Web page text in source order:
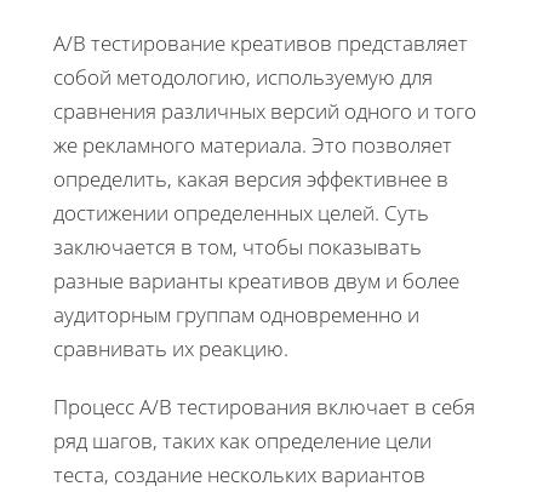
A/B тестирование креативов представляет
собой методологию, используемую для
сравнения различных версий одного и того
же рекламного материала. Это позволяет
определить, какая версия эффективнее в
достижении определенных целей. Суть
заключается в том, чтобы показывать
разные варианты креативов двум и более
аудиторным группам одновременно и
сравнивать их реакцию.
Процесс A/B тестирования включает в себя
ряд шагов, таких как определение цели
теста, создание нескольких вариантов